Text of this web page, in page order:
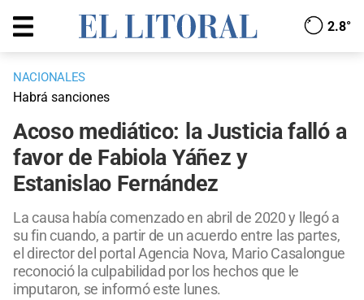
2.8°
NACIONALES
Habrá sanciones
Acoso mediático: la Justicia falló a
favor de Fabiola Yáñez y
Estanislao Fernández
La causa había comenzado en abril de 2020 y llegó a
su fin cuando, a partir de un acuerdo entre las partes,
el director del portal Agencia Nova, Mario Casalongue
reconoció la culpabilidad por los hechos que le
imputaron, se informó este lunes.